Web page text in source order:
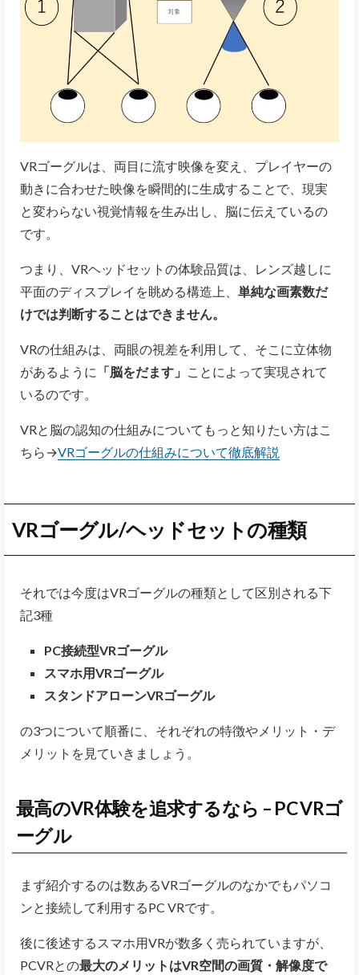
VRゴーグルは、両目に流す映像を変え、プレイヤーの
動きに合わせた映像を瞬間的に生成することで、現実
と変わらない視覚情報を生み出し、脳に伝えているの
です。
つまり、VRヘッドセットの体験品質は、レンズ越しに
平面のディスプレイを眺める構造上、 単純な画素数だ
けでは判断することはできません。
VRの仕組みは、両眼の視差を利用して、そこに立体物
があるように 「脳をだます」 ことによって実現されて
いるのです。
VRと脳の認知の仕組みについてもっと知りたい方はこ
ちら→VRゴーグルの仕組みについて徹底解説
VRゴーグル/ヘッドセットの種類
それでは今度はVRゴーグルの種類として区別される下
記3種
PC接続型VRゴーグル
スマホ用VRゴーグル
スタンドアローンVRゴーグル
の3つについて順番に、それぞれの特徴やメリット・デ
メリットを見ていきましょう。
最高のVR体験を追求するなら – PC VRゴ
ーグル
まず紹介するのは数あるVRゴーグルのなかでもパソコ
ンと接続して利用するPC VRです。
後に後述するスマホ用VRが数多く売られていますが、
PCVRとの最大のメリットはVR空間の画質・解像度で